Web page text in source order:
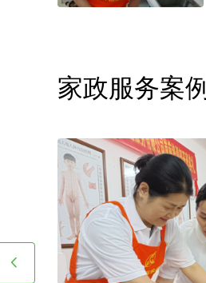
家政服务案例
